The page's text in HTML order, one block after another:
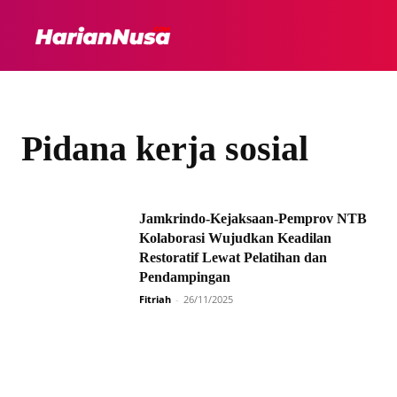
Pidana kerja sosial
Jamkrindo-Kejaksaan-Pemprov NTB
Kolaborasi Wujudkan Keadilan
Restoratif Lewat Pelatihan dan
Pendampingan
Fitriah - 26/11/2025